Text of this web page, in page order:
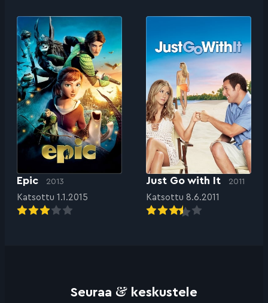
Epic 2013
Katsottu 1.1.2015
Just Go with It 2011
Katsottu 8.6.2011
Seuraa & keskustele